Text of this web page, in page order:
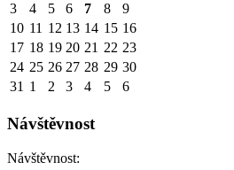
3
4 5 6 7 8
9
10 11 12 13 14 15 16
17 18 19 20 21 22 23
24 25 26 27 28 29 30
31 1 2 3 4 5 6
Návštěvnost
Návštěvnost: